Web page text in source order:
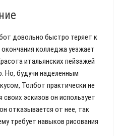
довольно быстро теряет к
окончания колледжа уезжает
итальянских пейзажей
Но, будучи наделенным
Толбот практически не
эскизов он использует
отказывается от нее, так
требует навыков рисования